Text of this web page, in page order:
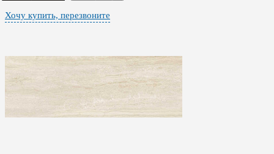
Хочу купить, перезвоните